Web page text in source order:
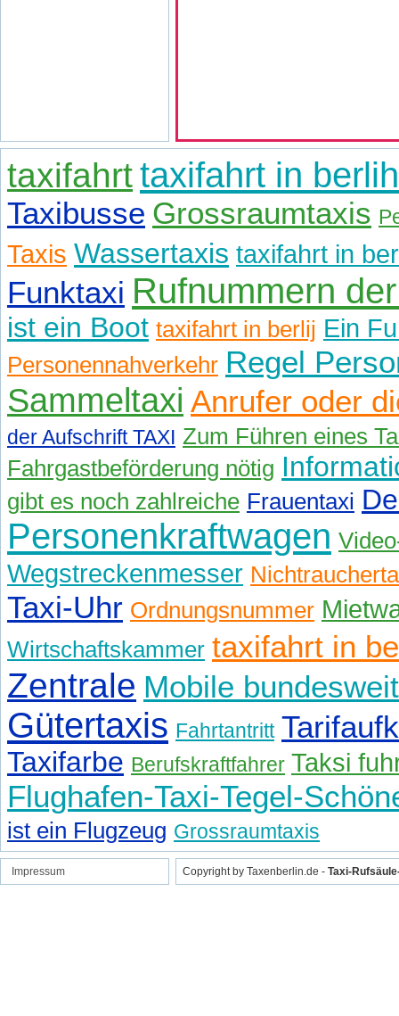
taxifahrttaxifahrt in berlih
Taxibusse Grossraumtaxis
Taxis Wassertaxis taxifahrt in
Funktaxi Rufnummern
ist ein Boot taxifahrt in berlij Ein
Personennahverkehr Regel
Sammeltaxi Anrufer oder
der Aufschrift TAXI Zum Führen eines
Fahrgastbeförderung nötig
gibt es noch zahlreiche Frauentaxi
Personenkraftwagen
Wegstreckenmesser
Taxi-Uhr Ordnungsnummer
Wirtschaftskammer taxifahrt in
Zentrale Mobile
Gütertaxis Fahrtantritt
Taxifarbe Berufskraftfahrer Taksi
Flughafen-Taxi-Tegel-
ist ein Flugzeug Grossraumtaxis
Impressum Copyright by Taxenberlin.de - Taxi-